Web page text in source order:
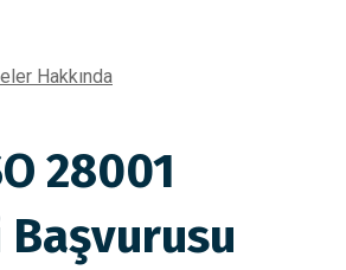
Hakkında
28001